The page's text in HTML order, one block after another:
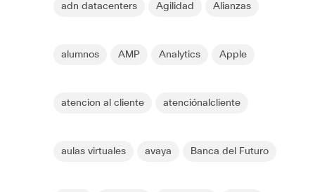
adn datacenters Agilidad Alianzas
alumnos AMP Analytics Apple
atencion al cliente atenciónalcliente
aulas virtuales avaya Banca del Futuro